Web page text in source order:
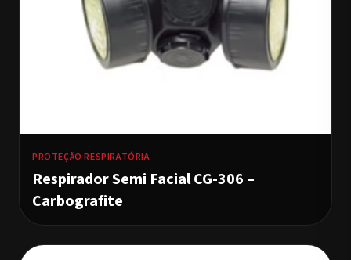
PROTEÇÃO RESPIRATÓRIA
Respirador Semi Facial CG-306 –
Carbografite